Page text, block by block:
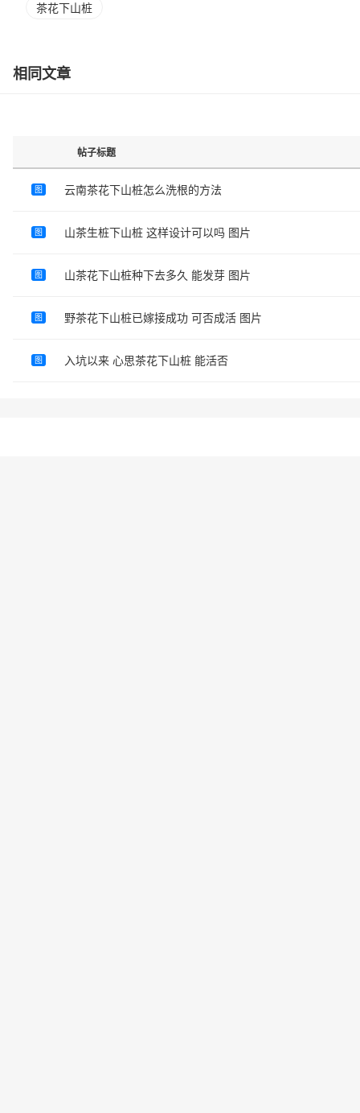
茶花下山桩
相同文章
帖子标题
图 云南茶花下山桩怎么洗根的方法
图 山茶生桩下山桩 这样设计可以吗 图片
图 山茶花下山桩种下去多久 能发芽 图片
图 野茶花下山桩已嫁接成功 可否成活 图片
图 入坑以来 心思茶花下山桩 能活否